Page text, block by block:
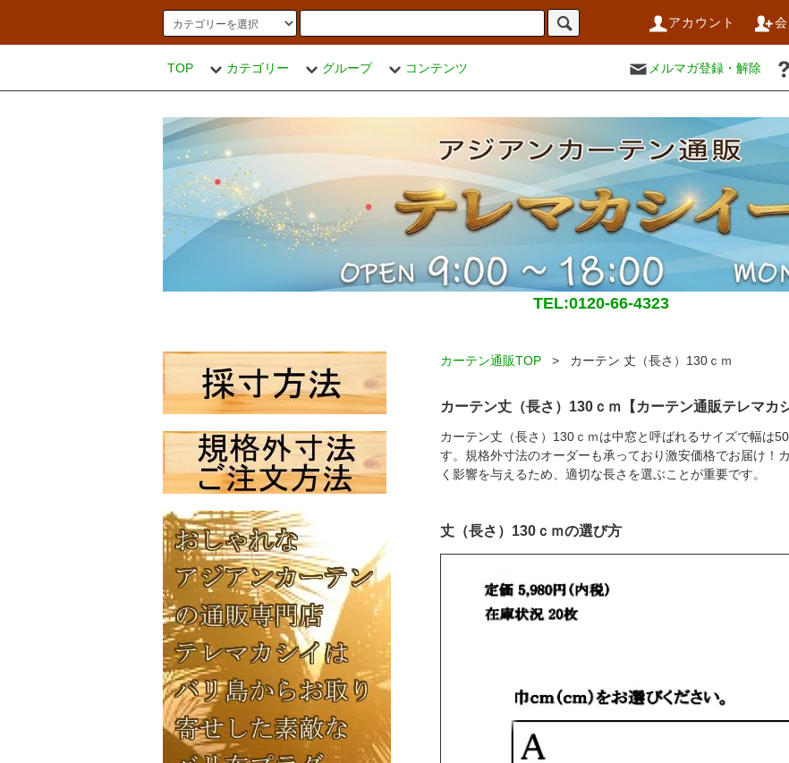
アカウント
TOP カテゴリー グループ コンテンツ メルマガ登録・解除
TEL:0120-66-4323
カーテン通販TOP > カーテン 丈（長さ）130ｃｍ
カーテン丈（長さ）130ｃｍ【カーテン通販テレマカ
カーテン丈（長さ）130ｃｍは中窓と呼ばれるサイズで幅は
す。規格外寸法のオーダーも承っており激安価格でお届け！
く影響を与えるため、適切な長さを選ぶことが重要です。
丈（長さ）130ｃｍの選び方